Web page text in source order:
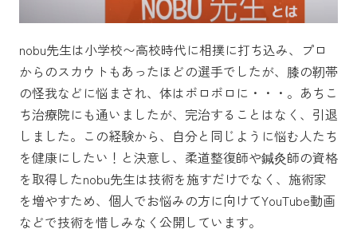
nobu先生は小学校〜高校時代に相撲に打ち込み、プロ
からのスカウトもあったほどの選手でしたが、膝の靭帯
の怪我などに悩まされ、体はボロボロに・・・。あちこ
ち治療院にも通いましたが、完治することはなく、引退
しました。この経験から、自分と同じように悩む人たち
を健康にしたい！と決意し、柔道整復師や鍼灸師の資格
を取得したnobu先生は技術を施すだけでなく、施術家
を増やすため、個人でお悩みの方に向けてYouTube動画
などで技術を惜しみなく公開しています。